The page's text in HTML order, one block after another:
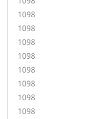
1098
1098
1098
1098
1098
1098
1098
1098